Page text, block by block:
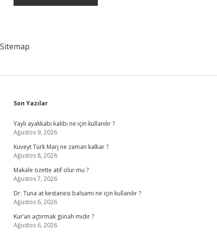
Sitemap
Sidebar
Son Yazılar
Yaylı ayakkabı kalıbı ne için kullanılır ?
Ağustos 9, 2026
Kuveyt Türk Marj ne zaman kalkar ?
Ağustos 8, 2026
Makale özette atıf olur mu ?
Ağustos 7, 2026
Dr. Tuna at kestanesi balsamı ne için kullanılır ?
Ağustos 6, 2026
Kur’an açtırmak günah mıdır ?
Ağustos 6, 2026